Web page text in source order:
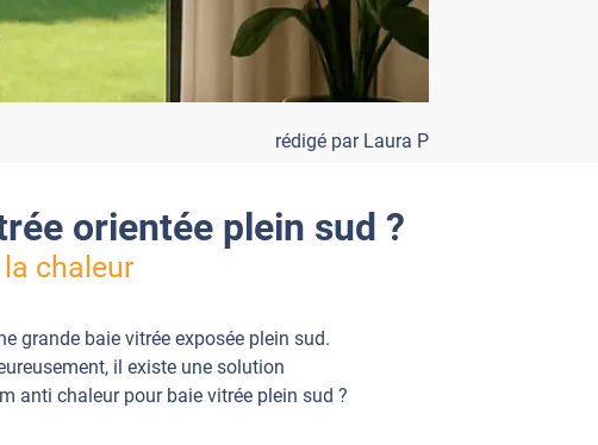
rédigé par Laura P
orientée plein sud ?
chaleur
grande baie vitrée exposée plein sud.
il existe une solution
anti chaleur pour baie vitrée plein sud ?